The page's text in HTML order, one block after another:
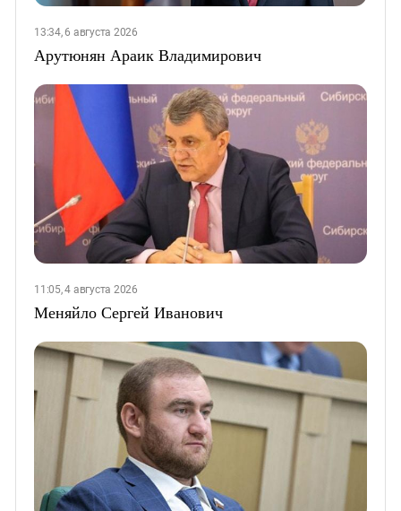
13:34, 6 августа 2026
Арутюнян Араик Владимирович
11:05, 4 августа 2026
Меняйло Сергей Иванович